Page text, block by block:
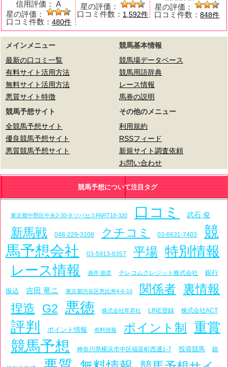
信用評価： A
星の評価：
口コミ件数： 480件
星の評価：
口コミ件数： 1,592件
星の評価：
口コミ件数：848件
メインメニュー
最新の口コミ一覧
有料サイト活用方法
無料サイト活用方法
悪質サイト特徴
競馬基本情報
競馬場データベース
競馬用語辞典
レース情報
馬券の説明
競馬予想サイト
全競馬予想サイト
優良競馬予想サイト
悪質競馬予想サイト
その他のメニュー
利用規約
RSSフィード
新規サイト調査依頼
お問い合わせ
競馬予想について注目タグ
東京都中野区中央2-30-9 ツバセスPART18-320 口コミ 武石 俊
新馬戦 048-229-3108 クチコミ 03-6631-7403
競
馬予想会社
03-5913-8357 平場 特別情報
レース情報
酒井 朋彦 テレコムクレジット株式会社 銀行
振込 吉田 竜ニ 東京都渋谷区恵比寿4-6-10 関係者 裏情報
捏造
G2 悪徳 株式会社常昇社 LINE登録 株式会社ACT
評判 ポイント情報 有料情報 ポイント制 重賞
競馬予想 神奈川県横浜市中区福富町西通1-7 投資競馬 銀